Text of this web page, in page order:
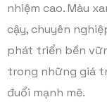
nhiệm cao. Màu
cậy, chuyên
phát triển bền
trong những giá
đuổi mạnh mẽ.